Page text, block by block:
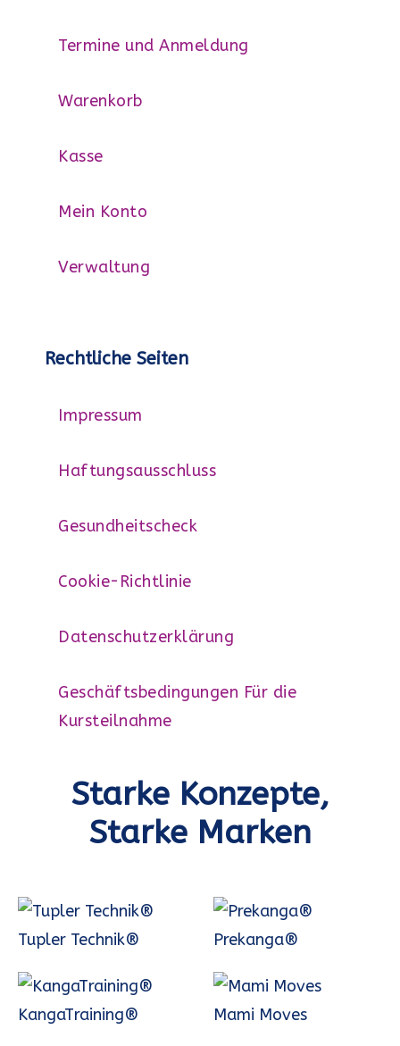
Termine und Anmeldung
Warenkorb
Kasse
Mein Konto
Verwaltung
Rechtliche Seiten
Impressum
Haftungsausschluss
Gesundheitscheck
Cookie-Richtlinie
Datenschutzerklärung
Geschäftsbedingungen Für die
Kursteilnahme
Starke Konzepte,
Starke Marken
Tupler Technik® Prekanga®
KangaTraining® Mami Moves